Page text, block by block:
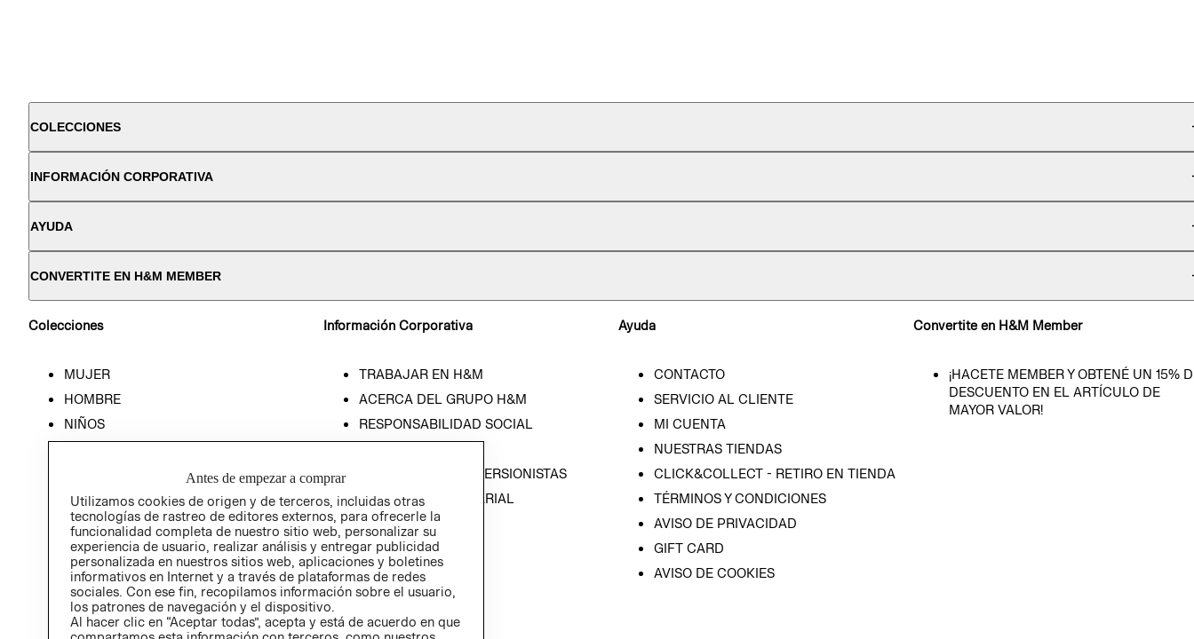
COLECCIONES
INFORMACIÓN CORPORATIVA
AYUDA
CONVERTITE EN H&M MEMBER
Colecciones
MUJER
HOMBRE
NIÑOS
Información Corporativa
TRABAJAR EN H&M
ACERCA DEL GRUPO H&M
RESPONSABILIDAD SOCIAL
RELACIÓN CON INVERSIONISTAS
POLÍTICA EMPRESARIAL
Ayuda
CONTACTO
SERVICIO AL CLIENTE
MI CUENTA
NUESTRAS TIENDAS
CLICK&COLLECT - RETIRO EN TIENDA
TÉRMINOS Y CONDICIONES
AVISO DE PRIVACIDAD
GIFT CARD
AVISO DE COOKIES
Convertite en H&M Member
¡HACETE MEMBER Y OBTENÉ UN 15%
DESCUENTO EN EL ARTÍCULO DE
MAYOR VALOR!
Antes de empezar a comprar
Utilizamos cookies de origen y de terceros, incluidas otras
tecnologías de rastreo de editores externos, para ofrecerle la
funcionalidad completa de nuestro sitio web, personalizar su
experiencia de usuario, realizar análisis y entregar publicidad
personalizada en nuestros sitios web, aplicaciones y boletines
informativos en Internet y a través de plataformas de redes
sociales. Con ese fin, recopilamos información sobre el usuario,
los patrones de navegación y el dispositivo.
Al hacer clic en “Aceptar todas”, acepta y está de acuerdo en que